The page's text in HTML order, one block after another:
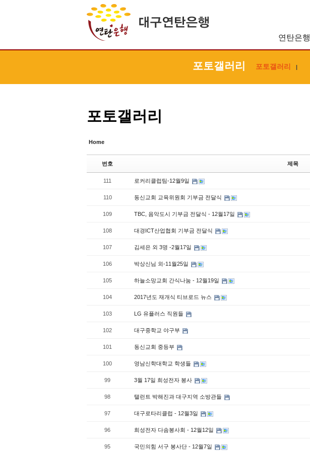
연탄은행
포토갤러리 포토갤러리 |
포토갤러리
Home
번호 제목
111 로커리클럽팀-12월9일
110 동신교회 교육위원회 기부금 전달식
109 TBC, 음악도시 기부금 전달식 - 12월17일
108 대경ICT산업협회 기부금 전달식
107 김세은 외 3명 -2월17일
106 박상신님 외-11월25일
105 하늘소망교회 간식나눔 - 12월19일
104 2017년도 재개식 티브로드 뉴스
103 LG 유플러스 직원들
102 대구중학교 야구부
101 동신교회 중등부
100 영남신학대학교 학생들
99 3월 17일 희성전자 봉사
98 탤런트 박해진과 대구지역 소방관들
97 대구로타리클럽 - 12월3일
96 희성전자 다솜봉사회 - 12월12일
95 국민의힘 서구 봉사단 - 12월7일